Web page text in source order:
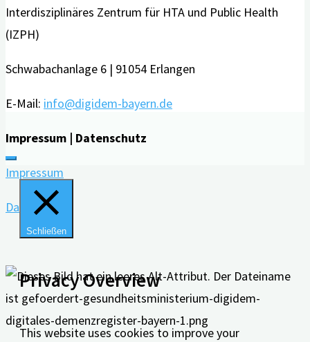
Interdisziplinäres Zentrum für HTA und Public Health
(IZPH)
Schwabachanlage 6 | 91054 Erlangen
E-Mail: info@digidem-bayern.de
Impressum | Datenschutz
Impressum
Datenschutz
Schließen
Privacy Overview
This website uses cookies to improve your